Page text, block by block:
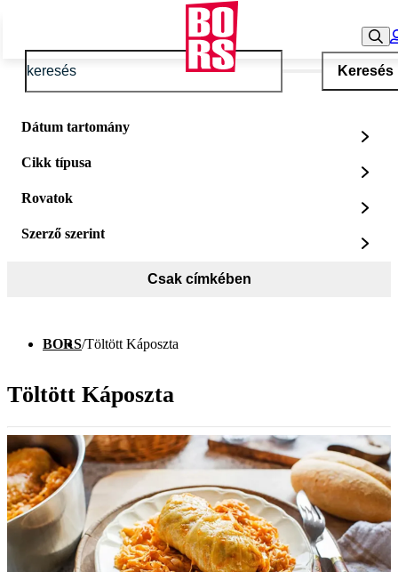
Keresés
Dátum tartomány
Cikk típusa
Rovatok
Szerző szerint
Csak címkében
BORS/Töltött Káposzta
Töltött Káposzta